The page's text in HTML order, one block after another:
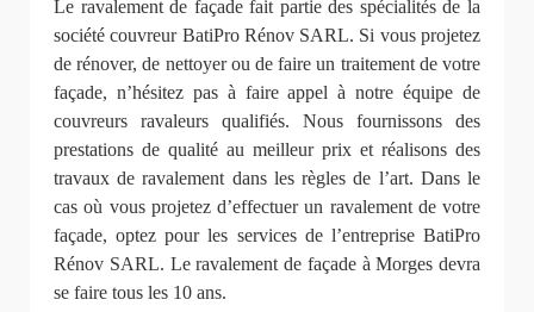
Le ravalement de façade fait partie des spécialités de la
société couvreur BatiPro Rénov SARL. Si vous projetez
de rénover, de nettoyer ou de faire un traitement de votre
façade, n’hésitez pas à faire appel à notre équipe de
couvreurs ravaleurs qualifiés. Nous fournissons des
prestations de qualité au meilleur prix et réalisons des
travaux de ravalement dans les règles de l’art. Dans le
cas où vous projetez d’effectuer un ravalement de votre
façade, optez pour les services de l’entreprise BatiPro
Rénov SARL. Le ravalement de façade à Morges devra
se faire tous les 10 ans.